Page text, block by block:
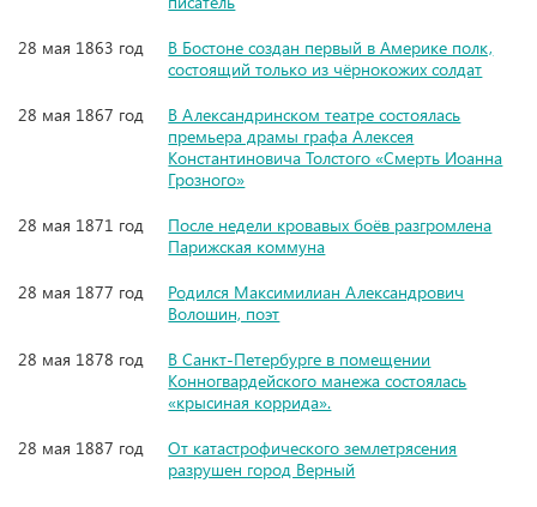
28 мая 1863 год
В Бостоне создан первый в Америке полк,
состоящий только из чёрнокожих солдат
28 мая 1867 год
В Александринском театре состоялась
премьера драмы графа Алексея
Константиновича Толстого «Смерть Иоанна
Грозного»
28 мая 1871 год
После недели кровавых боёв разгромлена
Парижская коммуна
28 мая 1877 год
Родился Максимилиан Александрович
Волошин, поэт
28 мая 1878 год
В Санкт-Петербурге в помещении
Конногвардейского манежа состоялась
«крысиная коррида».
28 мая 1887 год
От катастрофического землетрясения
разрушен город Верный